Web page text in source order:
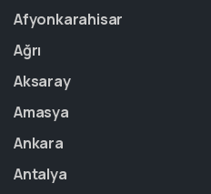
Afyonkarahisar
Ağrı
Aksaray
Amasya
Ankara
Antalya